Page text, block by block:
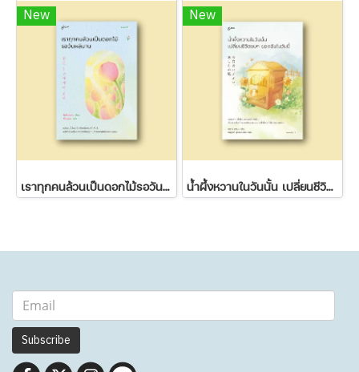
New
เราทุกคนล้วนเป็นดอกไม้รอวันผลิบาน
New
น้ำผึ้งหวานในวันนั้น เปลี่ยนชีวิตขมๆ ของฉันในวันนี้
Subscribe